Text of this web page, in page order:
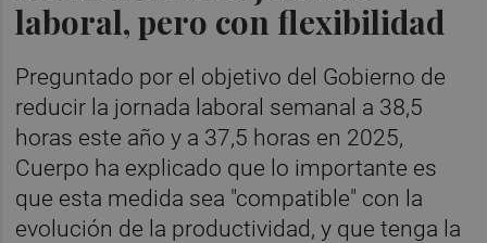
laboral, pero con flexibilidad
Preguntado por el objetivo del Gobierno de
reducir la jornada laboral semanal a 38,5
horas este año y a 37,5 horas en 2025,
Cuerpo ha explicado que lo importante es
que esta medida sea "compatible" con la
evolución de la productividad, y que tenga la